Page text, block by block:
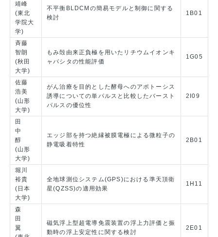
靖峰
(東北
学院大
学)
不平衡BLDCMの簡易モデルと制御に関する
検討
1B01
斉藤
智朗
(秋田
大学)
もみ殻由来正負極を用いたリチウムイオンキ
ャパシタの性能評価
1G05
佐藤
浩美
(山形
大学)
がん治療を目的とした酵母へのアポトーシス
誘導についての単パルスと比較したバースト
パルスの優位性
2I09
田
中
醇
(山形
大学)
エッジ部を持つ絶縁被膜電極による微粒子の
静電吸着特性
2B01
堀川
裕貴
(日本
大学)
全地球測位システム(GPS)における準天頂衛
星(QZSS)の適用効果
1H11
森
田
翼
磁気浮上型超電導免震装置の浮上力評価と振
動時の浮上安定性に関する検討
2E01